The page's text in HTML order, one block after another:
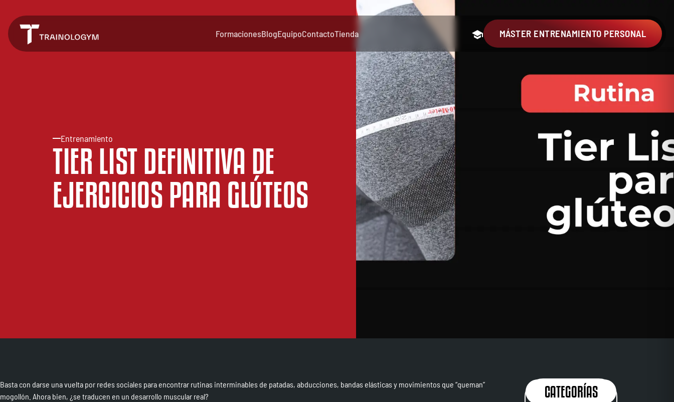
FormacionesBlogEquipoContactoTienda MÁSTER ENTRENAMIENTO PERSONAL
Entrenamiento
TIER LIST DEFINITIVA DE
EJERCICIOS PARA GLÚTEOS
Basta con darse una vuelta por redes sociales para encontrar rutinas interminables de patadas, abducciones, bandas elásticas y movimientos que “queman”
mogollón. Ahora bien, ¿se traducen en un desarrollo muscular real?
CATEGORÍAS